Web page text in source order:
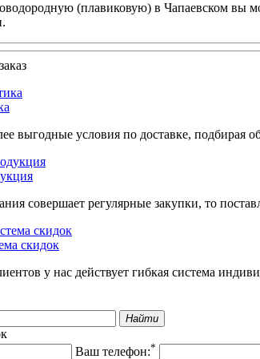
(плавиковую) в Чапаевском вы
выгодные условия по доставке, подбирая
совершает регулярные закупки, то
скидок
у нас действует гибкая система
Найти
Ваш телефон:*